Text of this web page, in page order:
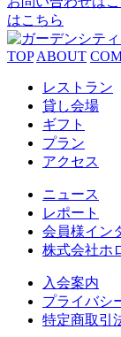
はこちら
TOP ABOUT
レストラン
貸し会場
ギフト
プラン
アクセス
ニュース
レポート
会員様イン
株式会社ホ
入会案内
プライバシ
特定商取引